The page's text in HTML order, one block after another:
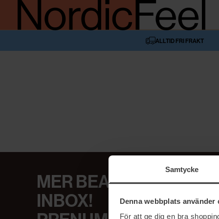
Samtycke
Denna webbplats använder
För att ge dig en bra
ALLTID FRI FRAKT
MER BEAUTY I DIN
INBOX!